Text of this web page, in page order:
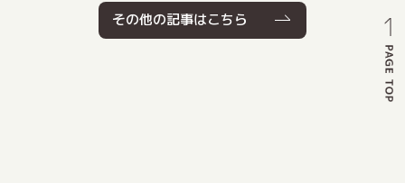
その他の記事はこちら